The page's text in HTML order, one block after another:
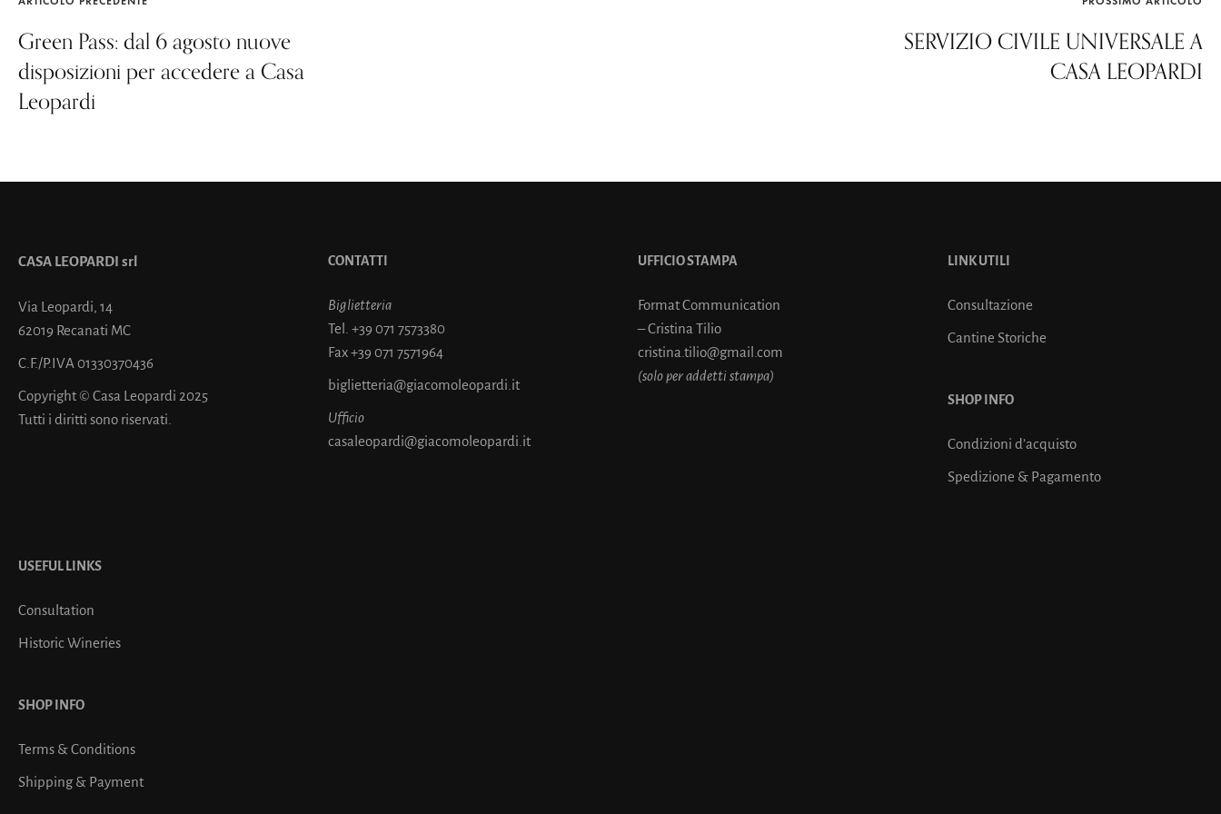
Green Pass: dal 6 agosto nuove
disposizioni per accedere a Casa
Leopardi
SERVIZIO CIVILE UNIVERSALE A
CASA LEOPARDI
CASA LEOPARDI srl
Via Leopardi, 14
62019 Recanati MC
C.F./P.IVA 01330370436
Copyright © Casa Leopardi 2025
Tutti i diritti sono riservati.
CONTATTI
Biglietteria
Tel. +39 071 7573380
Fax+39 071 7571964
biglietteria@giacomoleopardi.it
Ufficio
casaleopardi@giacomoleopardi.it
UFFICIO STAMPA
Format Communication
– Cristina Tilio
cristina.tilio@gmail.com
(solo per addetti stampa)
LINK UTILI
Consultazione
Cantine Storiche
SHOP INFO
Condizioni d’acquisto
Spedizione & Pagamento
USEFUL LINKS
Consultation
Historic Wineries
SHOP INFO
Terms & Conditions
Shipping & Payment